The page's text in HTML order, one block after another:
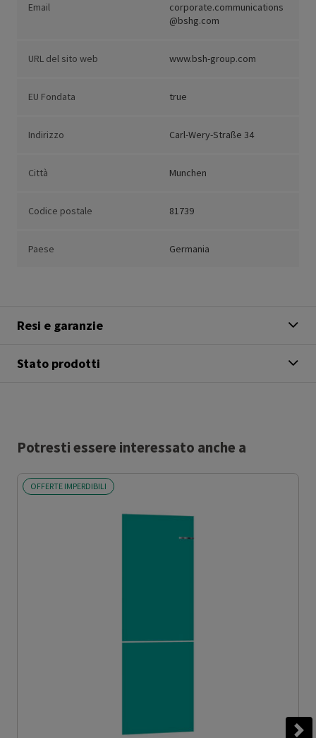
Email
corporate.communications
@bshg.com
URL del sito web www.bsh-group.com
EU Fondata true
Indirizzo Carl-Wery-Straße 34
Città Munchen
Codice postale 81739
Paese Germania
Resi e garanzie
Stato prodotti
Potresti essere interessato anche a
OFFERTE IMPERDIBILI